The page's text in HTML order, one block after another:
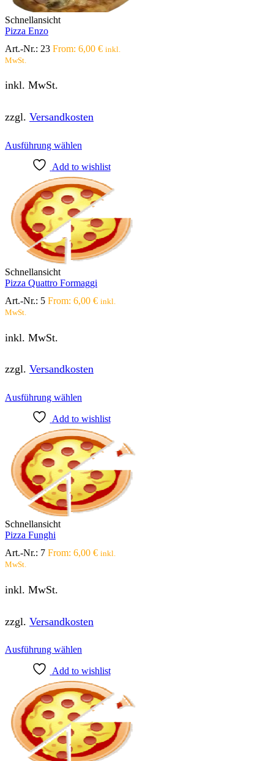
Schnellansicht
Pizza Enzo
Art.-Nr.: 23 From: 6,00 € inkl.
MwSt.
inkl. MwSt.
zzgl. Versandkosten
Ausführung wählen
weist
mehrere
Varianten
auf.
Die
Optionen
können
auf
der
werden
Add to wishlist
Schnellansicht
Pizza Quattro Formaggi
Art.-Nr.: 5 From: 6,00 € inkl.
MwSt.
inkl. MwSt.
zzgl. Versandkosten
Ausführung wählen
weist
mehrere
Varianten
auf.
Die
Optionen
können
auf
der
Add to wishlist
Schnellansicht
Pizza Funghi
Art.-Nr.: 7 From: 6,00 € inkl.
MwSt.
inkl. MwSt.
zzgl. Versandkosten
Ausführung wählen
weist
mehrere
Varianten
auf.
Die
Optionen
können
auf
Add to wishlist